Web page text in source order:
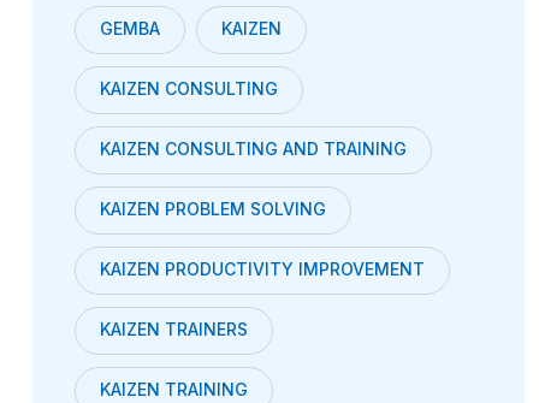
GEMBA KAIZEN
KAIZEN CONSULTING
KAIZEN CONSULTING AND TRAINING
KAIZEN PROBLEM SOLVING
KAIZEN PRODUCTIVITY IMPROVEMENT
KAIZEN TRAINERS
KAIZEN TRAINING